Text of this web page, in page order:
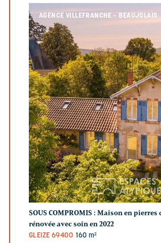
AGENCE VILLEFRANCHE – BEAUJOLAIS
SOUS COMPROMIS :Maison en pierres
rénovée avec soin en 2022
GLEIZE 69400 160 m²